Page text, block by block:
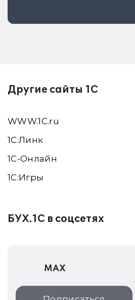
Другие сайты 1С
WWW.1С.ru
1С:Линк
1С-Онлайн
1C:Игры
БУХ.1С в соцсетях
MAX